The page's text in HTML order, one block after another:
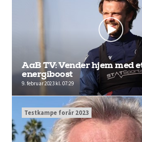
AaB TV: Vender hjem med
energiboost
9. februar 2023 kl. 07:29
Testkampe forår 2023